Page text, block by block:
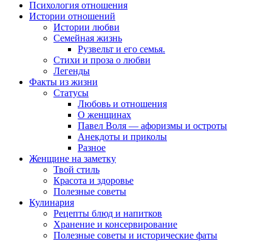
Психология отношения
Истории отношений
Истории любви
Семейная жизнь
Рузвельт и его семья.
Стихи и проза о любви
Легенды
Факты из жизни
Статусы
Любовь и отношения
О женщинах
Павел Воля — афоризмы и остроты
Анекдоты и приколы
Разное
Женщине на заметку
Твой стиль
Красота и здоровье
Полезные советы
Кулинария
Рецепты блюд и напитков
Хранение и консервирование
Полезные советы и исторические фаты